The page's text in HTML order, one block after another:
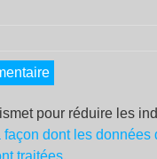
pour réduire les
dont les données